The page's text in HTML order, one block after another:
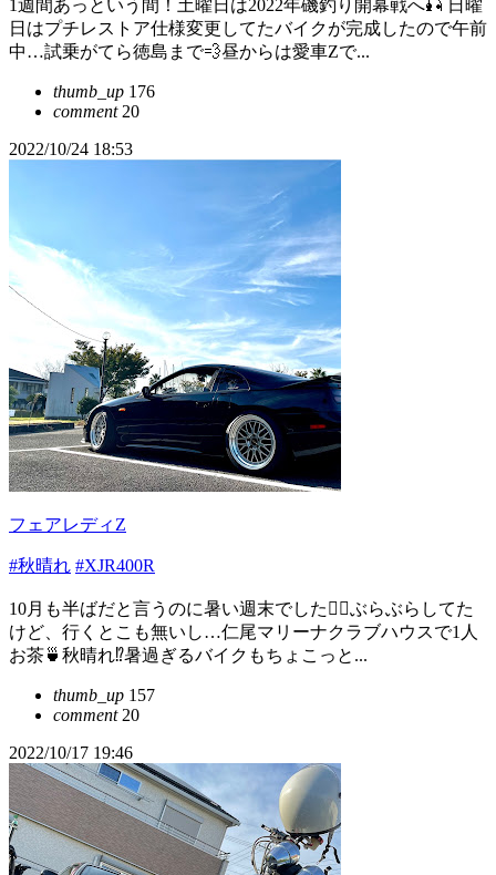
1週間あっという間！土曜日は2022年磯釣り開幕戦へ🎣 日曜
日はプチレストア仕様変更してたバイクが完成したので午前
中…試乗がてら徳島まで💨昼からは愛車Zで...
thumb_up 176
comment20
2022/10/24 18:53
フェアレディZ
#秋晴れ #XJR400R
10月も半ばだと言うのに暑い週末でした😮‍💨ぶらぶらしてた
けど、行くとこも無いし…仁尾マリーナクラブハウスで1人
お茶🍵秋晴れ⁉️暑過ぎるバイクもちょこっと...
thumb_up 157
comment20
2022/10/17 19:46